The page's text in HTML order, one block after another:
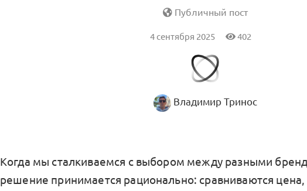
Публичный пост
4 сентября 2025 402
Владимир Тринос
Когда мы сталкиваемся с выбором между разными
решение принимается рационально: сравниваются цена,